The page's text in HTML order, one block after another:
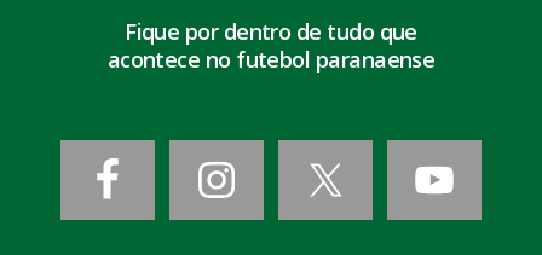
Fique por dentro de tudo que
acontece no futebol paranaense